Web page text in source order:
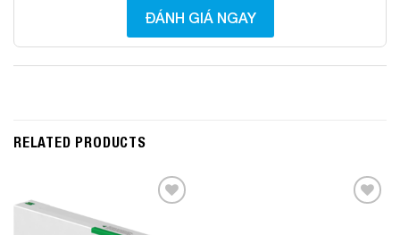
ĐÁNH GIÁ NGAY
RELATED PRODUCTS